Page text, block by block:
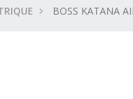
BOSS KATANA